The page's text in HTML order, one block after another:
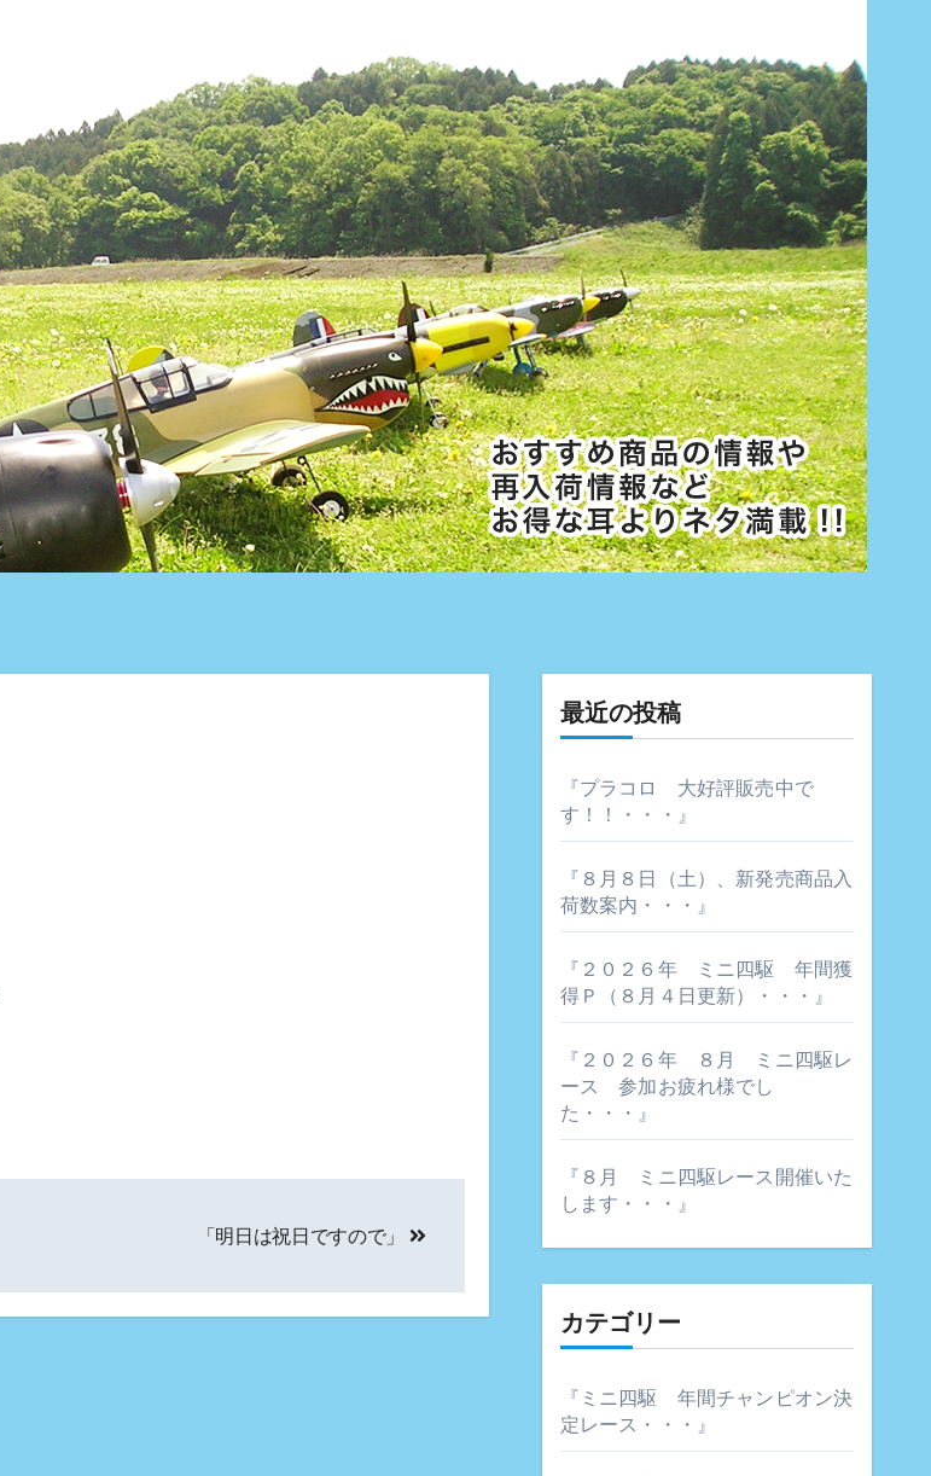
「明日は祝日ですので」
最近の投稿
『プラコロ 大好評販売中で
す！！・・・』
『８月８日（土）、新発売商品入
荷数案内・・・』
『２０２６年 ミニ四駆 年間獲
得Ｐ（８月４日更新）・・・』
『２０２６年 ８月 ミニ四駆レ
ース 参加お疲れ様でし
た・・・』
『８月 ミニ四駆レース開催いた
します・・・』
カテゴリー
『ミニ四駆 年間チャンピオン決
定レース・・・』